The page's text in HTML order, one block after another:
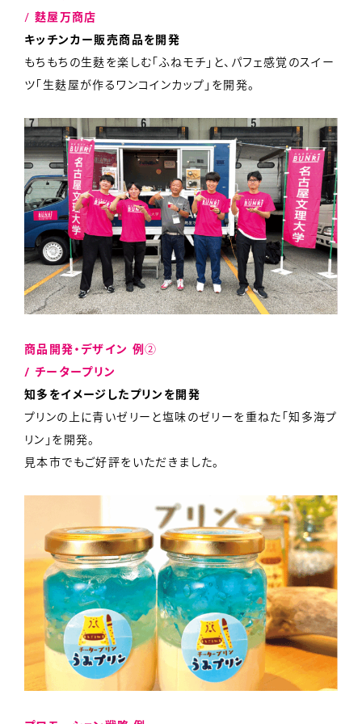
/ 麩屋万商店
キッチンカー販売商品を開発
もちもちの生麩を楽しむ「ふねモチ」と、パフェ感覚のスイー
ツ「生麩屋が作るワンコインカップ」を開発。
商品開発・デザイン 例②
/ チータープリン
知多をイメージしたプリンを開発
プリンの上に青いゼリーと塩味のゼリーを重ねた「知多海プ
リン」を開発。
見本市でもご好評をいただきました。